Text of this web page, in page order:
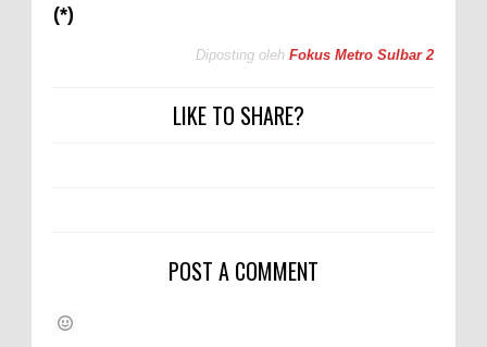
(*)
Diposting oleh Fokus Metro Sulbar 2
LIKE TO SHARE?
POST A COMMENT